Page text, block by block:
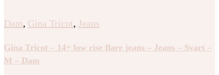
Dam, Gina Tricot, Jeans
Gina Tricot – 14+ low rise flare jeans – Jeans – Svart –
M – Dam